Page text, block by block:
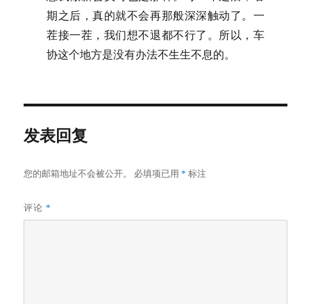
期之后，真的就不会再那般深深触动了。一
茬接一茬，我们想不退都不行了。所以，车
协这个地方是没有办法不生生不息的。
发表回复
您的邮箱地址不会被公开。 必填项已用* 标注
评论*